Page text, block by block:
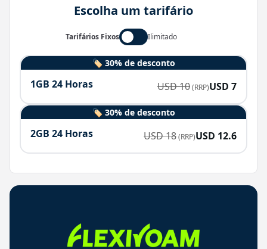
Escolha um tarifário
Tarifários Fixos Ilimitado
🏷️ 30% de desconto
1GB 24 Horas USD10(RRP)USD 7
🏷️ 30% de desconto
2GB 24 Horas USD18(RRP)USD 12.6